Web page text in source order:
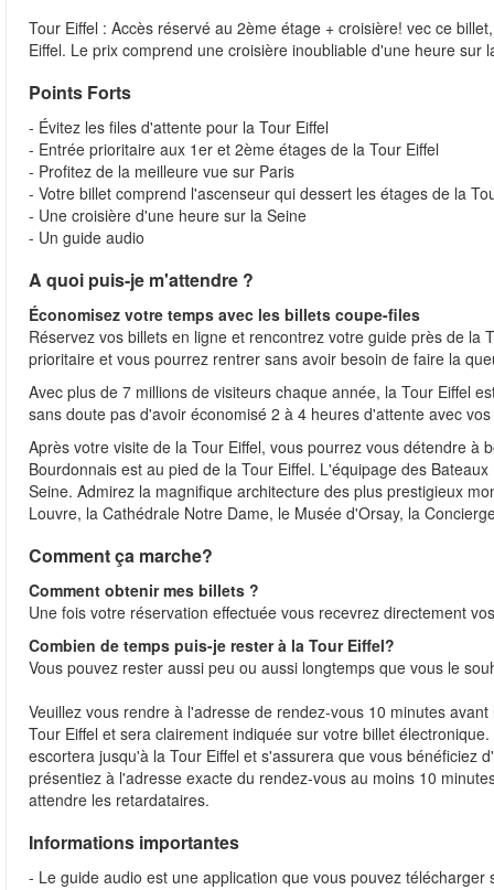
Tour Eiffel : Accès réservé au 2ème étage + croisière! vec ce
Eiffel. Le prix comprend une croisière inoubliable d'une heure
Points Forts
- Évitez les files d'attente pour la Tour Eiffel
- Entrée prioritaire aux 1er et 2ème étages de la Tour Eiffel
- Profitez de la meilleure vue sur Paris
- Votre billet comprend l'ascenseur qui dessert les étages de la
- Une croisière d'une heure sur la Seine
- Un guide audio
A quoi puis-je m'attendre ?
Économisez votre temps avec les billets coupe-files
Réservez vos billets en ligne et rencontrez votre guide près de
prioritaire et vous pourrez rentrer sans avoir besoin de faire la
Avec plus de 7 millions de visiteurs chaque année, la Tour Eiffel
sans doute pas d'avoir économisé 2 à 4 heures d'attente avec
Après votre visite de la Tour Eiffel, vous pourrez vous détendre
Bourdonnais est au pied de la Tour Eiffel. L'équipage des
Seine. Admirez la magnifique architecture des plus prestigieux
Louvre, la Cathédrale Notre Dame, le Musée d'Orsay, la
Comment ça marche?
Comment obtenir mes billets ?
Une fois votre réservation effectuée vous recevrez directement
Combien de temps puis-je rester à la Tour Eiffel?
Vous pouvez rester aussi peu ou aussi longtemps que vous le
Veuillez vous rendre à l'adresse de rendez-vous 10 minutes
Tour Eiffel et sera clairement indiquée sur votre billet
escortera jusqu'à la Tour Eiffel et s'assurera que vous bénéficiez
présentiez à l'adresse exacte du rendez-vous au moins 10
attendre les retardataires.
Informations importantes
- Le guide audio est une application que vous pouvez